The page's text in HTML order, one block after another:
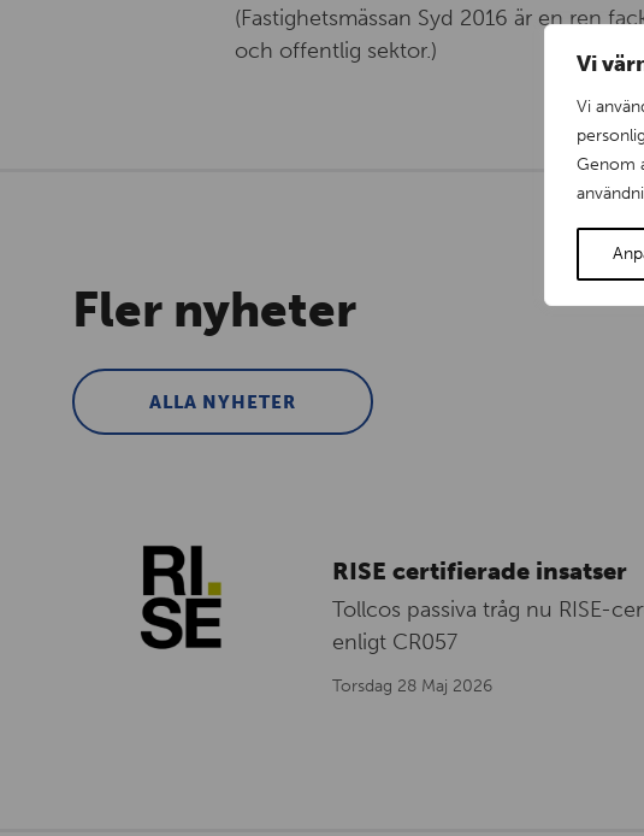
Vi
Vi
Genom
(Fastighetsmässan Syd 2016 är en ren
och offentlig sektor.)
Fler nyheter
ALLA NYHETER
RISE certifierade insatser
Tollcos passiva tråg nu RISE-
enligt CR057
Torsdag 28 Maj 2026